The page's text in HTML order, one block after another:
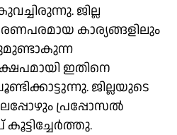
ജില്ല
കാര്യങ്ങളിലും
ഇതിനെ
ജില്ലയുടെ
പ്രപ്പോസൽ
കൂട്ടിച്ചേർത്തു.